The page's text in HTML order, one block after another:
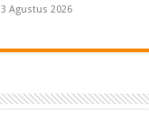
3 Agustus 2026